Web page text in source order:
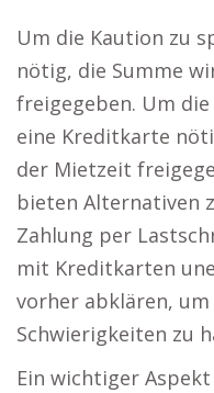
Um die Kaution zu
nötig, die Summe
freigegeben. Um
eine Kreditkarte
der Mietzeit
bieten Alternativen
Zahlung per
mit Kreditkarten
vorher abklären,
Schwierigkeiten zu
Ein wichtiger